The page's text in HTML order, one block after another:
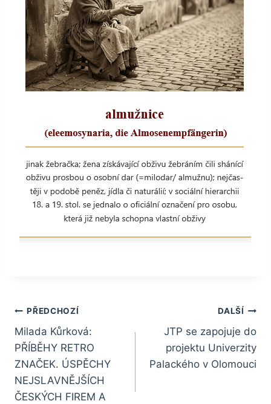
Navigace
pro
příspěvek
PŘEDCHOZÍ
Milada Kůrková:
PŘÍBĚHY RETRO
ZNAČEK. ÚSPĚCHY
NEJSLAVNĚJŠÍCH
ČESKÝCH FIREM A
DALŠÍ
JTP se zapojuje do
projektu Univerzity
Palackého v Olomouci